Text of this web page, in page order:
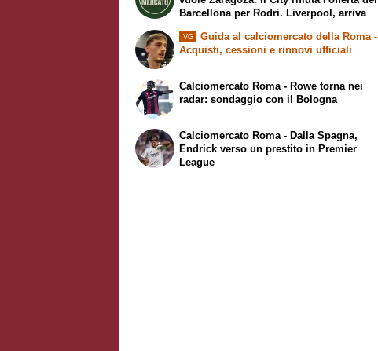
Barcellona per Rodri. Liverpool, arriva
VG Guida al calciomercato della Roma-
Acquisti, cessioni e rinnovi ufficiali
Calciomercato Roma - Rowe torna nei
radar: sondaggio con il Bologna
Calciomercato Roma - Dalla Spagna,
Endrick verso un prestito in Premier
League